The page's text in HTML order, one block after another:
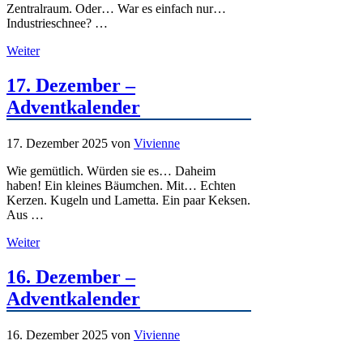
Zentralraum. Oder… War es einfach nur…
Industrieschnee? …
Weiter
17. Dezember –
Adventkalender
17. Dezember 2025 von Vivienne
Wie gemütlich. Würden sie es… Daheim
haben! Ein kleines Bäumchen. Mit… Echten
Kerzen. Kugeln und Lametta. Ein paar Keksen.
Aus …
Weiter
16. Dezember –
Adventkalender
16. Dezember 2025 von Vivienne